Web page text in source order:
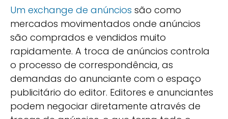
Um exchange de anúncios são como
mercados movimentados onde anúncios
são comprados e vendidos muito
rapidamente. A troca de anúncios controla
o processo de correspondência, as
demandas do anunciante com o espaço
publicitário do editor. Editores e anunciantes
podem negociar diretamente através de